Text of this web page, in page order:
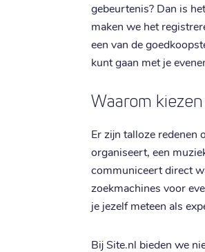
gebeurtenis? Dan is
maken we het
een van de
kunt gaan met je
Waarom
Er zijn talloze redenen
organiseert, een
communiceert direct
zoekmachines voor
je jezelf meteen als
Bij Site.nl bieden we